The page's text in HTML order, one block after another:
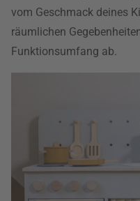
vom Geschmack deines
räumlichen
Funktionsumfang ab.